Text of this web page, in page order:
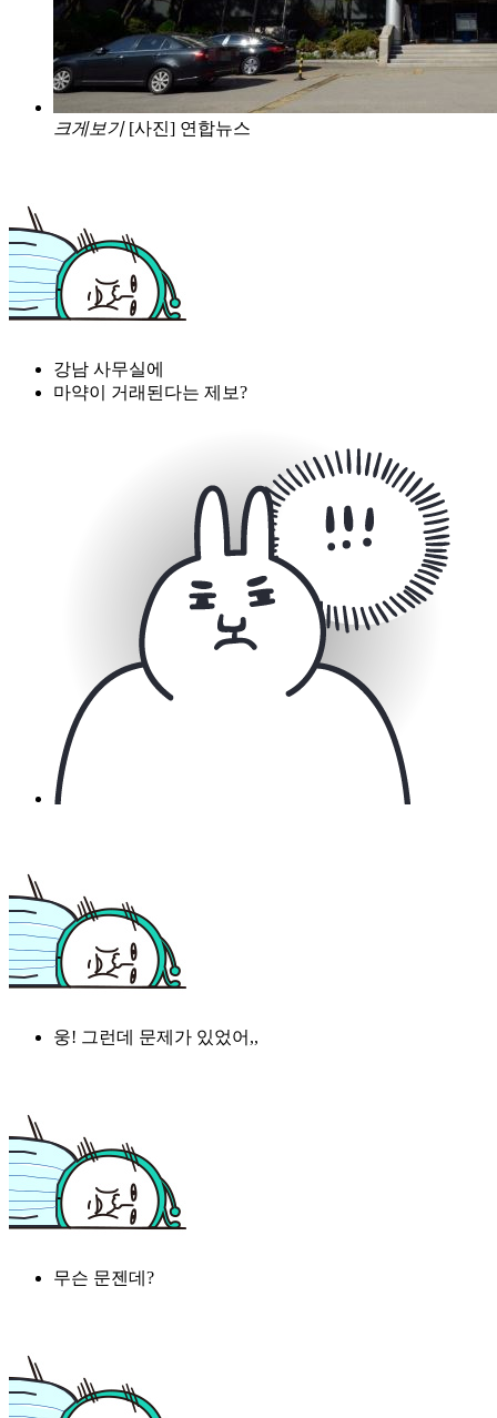
크게보기 [사진] 연합뉴스
강남 사무실에
마약이 거래된다는 제보?
웅! 그런데 문제가 있었어,,
무슨 문젠데?